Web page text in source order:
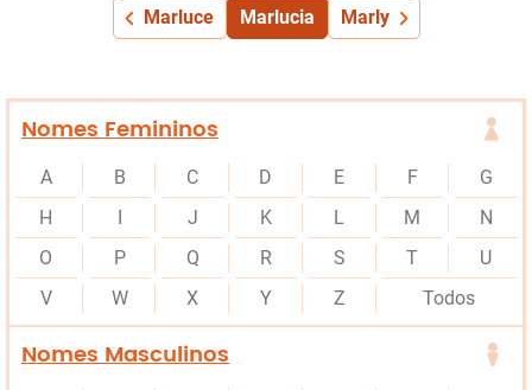
Marluce Marlucia Marly
Nomes Femininos
A B C D E F
G
H
J K L M
N
O
P Q R S T
U
V
W X Y Z Todos
Nomes Masculinos